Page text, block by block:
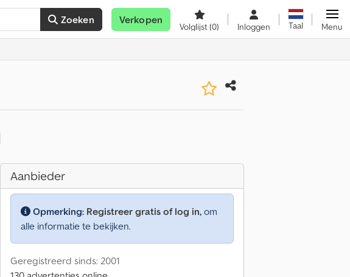
Zoeken Verkopen
Volglijst(0) Inloggen Taal Menu
Aanbieder
Opmerking: Registreer gratis of log in, om
alle informatie te bekijken.
Geregistreerd sinds: 2001